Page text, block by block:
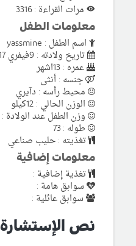
مرات القراءة : 3316
معلومات الطفل
اسم الطفل : yassmine
تاريخ ولادته : 9فيفري 2017
عمره : 13اشهر
جنسه : أنثى
محيط رأسه : دآيري
الوزن الحالي : 12كيلو
وزن الطفل عند الولادة : 3كيلو و450غرم
طوله : 73
تغذيته : حليب صناعي
معلومات إضافية
تغذية إضافية :
سوابق هامة :
سوابق عائلية :
نص الإستشارة